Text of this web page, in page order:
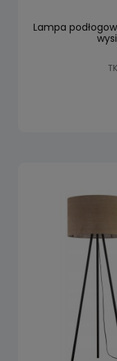
Lampa